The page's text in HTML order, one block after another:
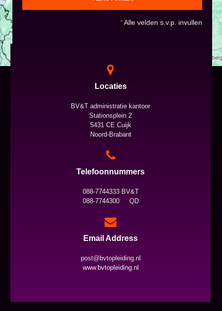
*Alle velden s.v.p. invullen
Locaties
BV&T administratie kantoor
Stationsplein 2
5431 CE Cuijk
Noord-Brabant
Telefoonnummers
088-7744333 BV&T
088-7744300 QD
Email Address
post@bvtopleiding.nl
www.bvtopleiding.nl